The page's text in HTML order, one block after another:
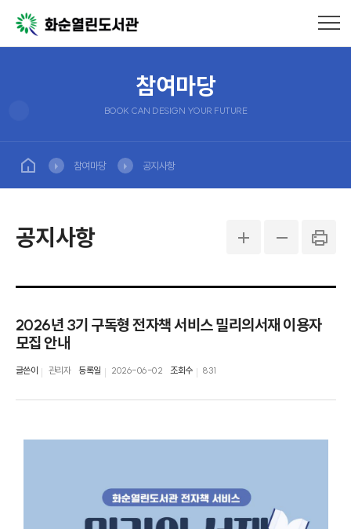
참여마당
BOOK CAN DESIGN YOUR FUTURE
참여마당 공지사항
공지사항
2026년 3기 구독형 전자책 서비스 밀리의서재 이용자
모집 안내
글쓴이 관리자 등록일 2026-06-02 조회수 831